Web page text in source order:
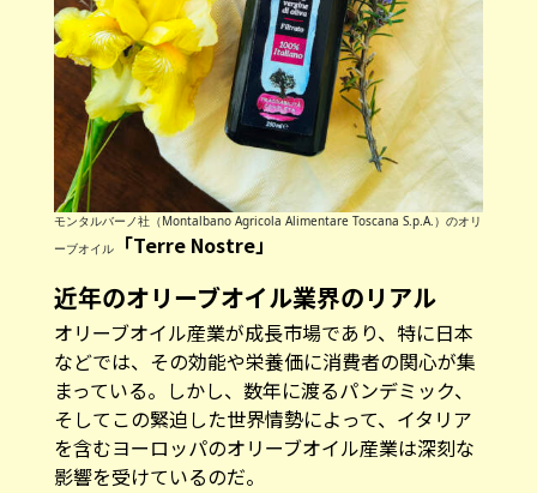
モンタルバーノ社（Montalbano Agricola Alimentare Toscana S.p.A.）のオリ
ーブオイル「Terre Nostre」
近年のオリーブオイル業界のリアル
オリーブオイル産業が成長市場であり、特に日本
などでは、その効能や栄養価に消費者の関心が集
まっている。しかし、数年に渡るパンデミック、
そしてこの緊迫した世界情勢によって、イタリア
を含むヨーロッパのオリーブオイル産業は深刻な
影響を受けているのだ。